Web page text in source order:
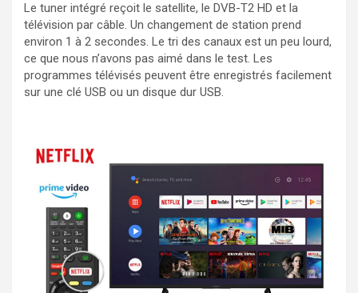
Le tuner intégré reçoit le satellite, le DVB-T2 HD et la
télévision par câble. Un changement de station prend
environ 1 à 2 secondes. Le tri des canaux est un peu lourd,
ce que nous n’avons pas aimé dans le test. Les
programmes télévisés peuvent être enregistrés facilement
sur une clé USB ou un disque dur USB.